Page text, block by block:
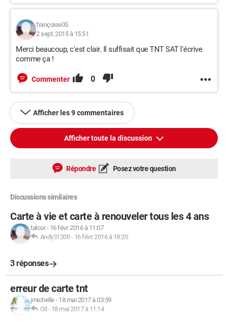
françoise05
2 sept. 2015 à 15:51
Merci beaucoup, c'est clair. Il suffisait que TNT SAT l'écrive
comme ça !
Commenter 0
Afficher les 9 commentaires
Afficher toute la discussion
Répondre Posez votre question
Discussions similaires
Carte à vie et carte à renouveler tous les 4 ans
talcor- 16 févr. 2016 à 11:07
Andy31200- 16 févr. 2016 à 18:20
3 réponses
erreur de carte tnt
jmichelle- 18 mai 2017 à 03:59
Gil - 18 mai 2017 à 11:14